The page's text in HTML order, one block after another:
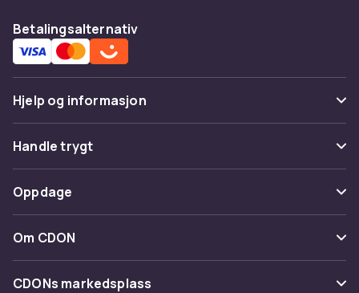
Betalingsalternativ
Hjelp og informasjon
Vanlige spørsmål
Spor pakke
Angre & returner her
Kontakt oss
Handle trygt
Betaling
Levering
Tilbakekallinger
Oppdage
Kategorier
Varemerker
Om CDON
Om oss
CDONs markedsplass